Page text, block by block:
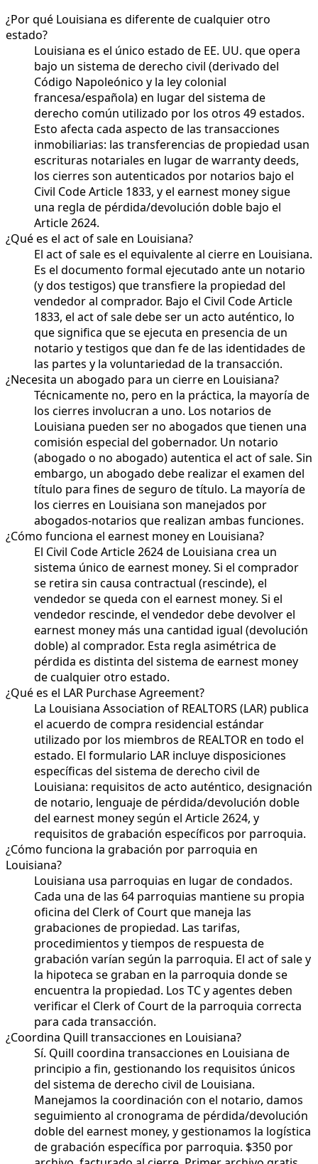
¿Por qué Louisiana es diferente de cualquier otro
estado?
Louisiana es el único estado de EE. UU. que opera
bajo un sistema de derecho civil (derivado del
Código Napoleónico y la ley colonial
francesa/española) en lugar del sistema de
derecho común utilizado por los otros 49 estados.
Esto afecta cada aspecto de las transacciones
inmobiliarias: las transferencias de propiedad usan
escrituras notariales en lugar de warranty deeds,
los cierres son autenticados por notarios bajo el
Civil Code Article 1833, y el earnest money sigue
una regla de pérdida/devolución doble bajo el
Article 2624.
¿Qué es el act of sale en Louisiana?
El act of sale es el equivalente al cierre en Louisiana.
Es el documento formal ejecutado ante un notario
(y dos testigos) que transfiere la propiedad del
vendedor al comprador. Bajo el Civil Code Article
1833, el act of sale debe ser un acto auténtico, lo
que significa que se ejecuta en presencia de un
notario y testigos que dan fe de las identidades de
las partes y la voluntariedad de la transacción.
¿Necesita un abogado para un cierre en Louisiana?
Técnicamente no, pero en la práctica, la mayoría de
los cierres involucran a uno. Los notarios de
Louisiana pueden ser no abogados que tienen una
comisión especial del gobernador. Un notario
(abogado o no abogado) autentica el act of sale. Sin
embargo, un abogado debe realizar el examen del
título para fines de seguro de título. La mayoría de
los cierres en Louisiana son manejados por
abogados-notarios que realizan ambas funciones.
¿Cómo funciona el earnest money en Louisiana?
El Civil Code Article 2624 de Louisiana crea un
sistema único de earnest money. Si el comprador
se retira sin causa contractual (rescinde), el
vendedor se queda con el earnest money. Si el
vendedor rescinde, el vendedor debe devolver el
earnest money más una cantidad igual (devolución
doble) al comprador. Esta regla asimétrica de
pérdida es distinta del sistema de earnest money
de cualquier otro estado.
¿Qué es el LAR Purchase Agreement?
La Louisiana Association of REALTORS (LAR) publica
el acuerdo de compra residencial estándar
utilizado por los miembros de REALTOR en todo el
estado. El formulario LAR incluye disposiciones
específicas del sistema de derecho civil de
Louisiana: requisitos de acto auténtico, designación
de notario, lenguaje de pérdida/devolución doble
del earnest money según el Article 2624, y
requisitos de grabación específicos por parroquia.
¿Cómo funciona la grabación por parroquia en
Louisiana?
Louisiana usa parroquias en lugar de condados.
Cada una de las 64 parroquias mantiene su propia
oficina del Clerk of Court que maneja las
grabaciones de propiedad. Las tarifas,
procedimientos y tiempos de respuesta de
grabación varían según la parroquia. El act of sale y
la hipoteca se graban en la parroquia donde se
encuentra la propiedad. Los TC y agentes deben
verificar el Clerk of Court de la parroquia correcta
para cada transacción.
¿Coordina Quill transacciones en Louisiana?
Sí. Quill coordina transacciones en Louisiana de
principio a fin, gestionando los requisitos únicos
del sistema de derecho civil de Louisiana.
Manejamos la coordinación con el notario, damos
seguimiento al cronograma de pérdida/devolución
doble del earnest money, y gestionamos la logística
de grabación específica por parroquia. $350 por